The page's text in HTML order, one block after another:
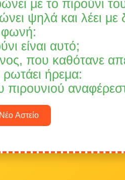
με το πιρούνι
ψηλά και λέει με
φωνή:
είναι αυτό;
που καθότανε
ρωτάει ήρεμα:
πιρουνιού
Νέο Αστείο